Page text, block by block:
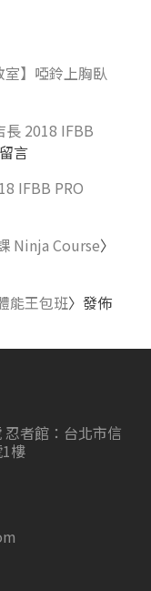
室】啞鈴上胸臥
長 2018 IFBB
言
IFBB PRO
Ninja Course〉
能王包班〉發佈
者館：台北市信
樓